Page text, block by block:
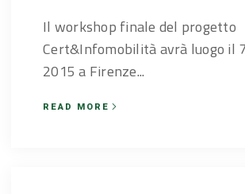
Il workshop finale del progetto
Cert&Infomobilità avrà luogo il
2015 a Firenze...
READ MORE